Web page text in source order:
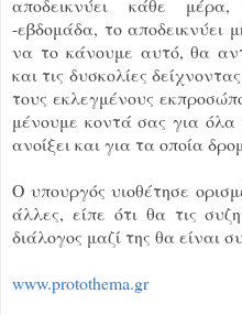
-εβδομάδα, το αποδεικνύει
να το κάνουμε αυτό, θα
και τις δυσκολίες
τους εκλεγμένους
μένουμε κοντά σας για
ανοίξει και για τα οποία
Ο υπουργός υιοθέτησε
άλλες, είπε ότι θα τις
διάλογος μαζί της θα είναι
www.protothema.gr